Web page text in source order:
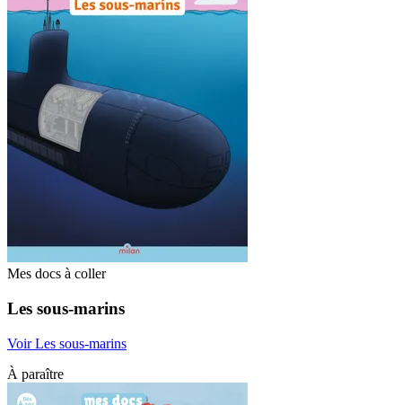
Mes docs à coller
Les sous-marins
Voir Les sous-marins
À paraître